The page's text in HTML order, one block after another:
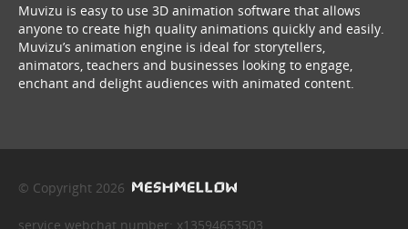
Muvizu is easy to use 3D animation software that allows
anyone to create high quality animations quickly and easily.
Muvizu’s animation engine is ideal for storytellers,
animators, teachers and businesses looking to engage,
enchant and delight audiences with animated content.
© Copyright 2026
service webchat number: x13594653503